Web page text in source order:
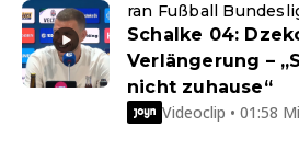
ran Fußball
Schalke 04:
Verlängerung –
nicht zuhause“
Videoclip • 01:58